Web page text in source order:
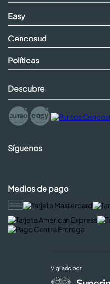
Easy
Cencosud
Políticas
Descubre
Síguenos
Medios de pago